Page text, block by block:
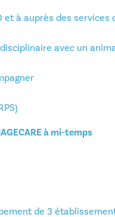
à auprès des services
avec un
à mi-temps
de 3